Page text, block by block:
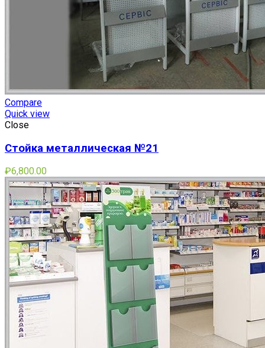
Compare
Quick view
Close
Стойка металлическая №21
₽6,800.00